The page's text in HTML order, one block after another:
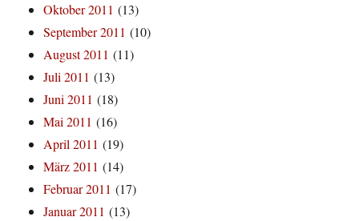
Oktober 2011 (13)
September 2011 (10)
August 2011 (11)
Juli 2011 (13)
Juni 2011 (18)
Mai 2011 (16)
April 2011 (19)
März 2011 (14)
Februar 2011 (17)
Januar 2011 (13)